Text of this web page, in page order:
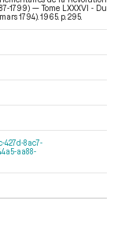
1799) — Tome LXXXVI - Du
1794) . 1965. p. 295.
427d-8ac7-
aa88-